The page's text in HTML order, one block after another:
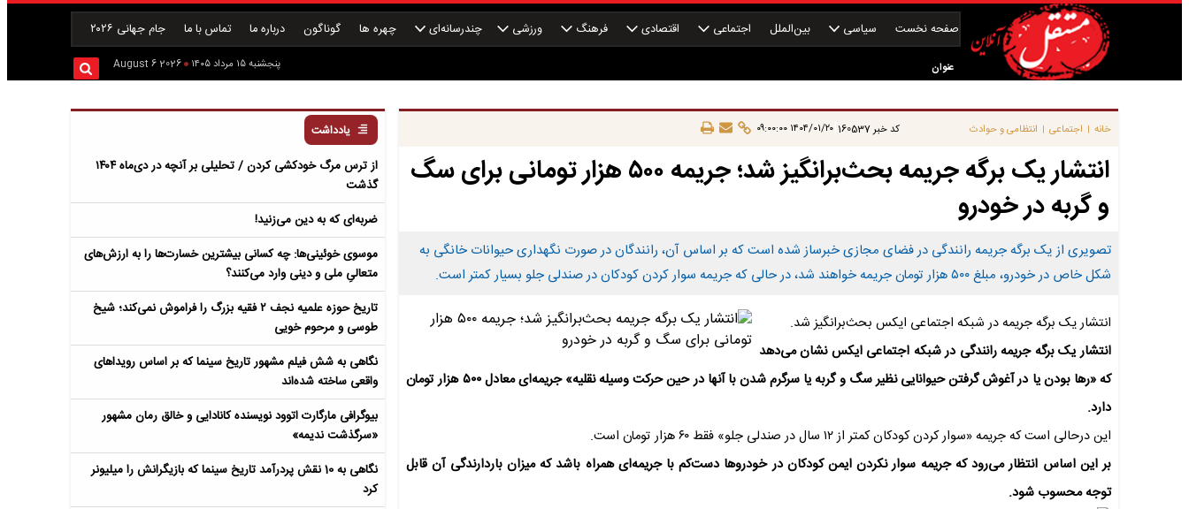
صفحه نخست سیاسی بین‌الملل اجتماعی اقتصادی فرهنگ ورزشی چندرسانه‌ای چهره ها گوناگون درباره ما تماس با ما جام جهانی ۲۰۲۶
عنوان پنجشنبه ۱۵ مرداد ۱۴۰۵ 2026 August 6
خانه | اجتماعی | انتظامی و حوادث کد خبر160537
|۱۴۰۴/۰۱/۲۰ ۰۹:۰۰:۰۰
انتشار یک برگه جریمه بحث‌برانگیز شد؛ جریمه ۵۰۰ هزار تومانی برای سگ
و گربه در خودرو
تصویری از یک برگه جریمه رانندگی در فضای مجازی خبرساز شده است که بر اساس آن، رانندگان در صورت نگهداری حیوانات خانگی به
شکل خاص در خودرو، مبلغ ۵۰۰ هزار تومان جریمه خواهند شد، در حالی که جریمه سوار کردن کودکان در صندلی جلو بسیار کمتر است.
انتشار یک برگه جریمه در شبکه اجتماعی ایکس بحث‌برانگیز شد.
انتشار یک برگه جریمه رانندگی در شبکه اجتماعی ایکس نشان می‌دهد
که «رها بودن یا در آغوش گرفتن حیوانایی نظیر سگ و گربه یا سرگرم شدن با آنها در حین حرکت وسیله نقلیه» جریمه‌ای معادل ۵۰۰ هزار تومان
دارد.
این درحالی است که جریمه «سوار کردن کودکان کمتر از ۱۲ سال در صندلی جلو» فقط ۶۰ هزار تومان است.
بر این اساس انتظار می‌رود که جریمه سوار نکردن ایمن کودکان در خودروها دست‌کم با جریمه‌ای همراه باشد که میزان باردارندگی آن قابل
توجه محسوب شود.
یادداشت
از ترس مرگ خودکشی کردن / تحلیلی بر آنچه در دی‌ماه ۱۴۰۴
گذشت
ضربه‌ای که به دین می‌زنید!
موسوی خوئینی‌ها: چه کسانی بیشترین خسارت‌ها را به ارزش‌های
متعالیِ ملی و دینی وارد می‌کنند؟
تاریخ حوزه علمیه نجف ۲ فقیه بزرگ را فراموش نمی‌کند؛ شیخ
طوسی و مرحوم خویی
نگاهی به شش فیلم مشهور تاریخ سینما که بر اساس رویداهای
واقعی ساخته شده‌اند
بیوگرافی مارگارت اتوود نویسنده کانادایی و خالق رمان مشهور
«سرگذشت ندیمه»
نگاهی به 10 نقش پردرآمد تاریخ سینما که بازیگرانش را میلیونر
کرد